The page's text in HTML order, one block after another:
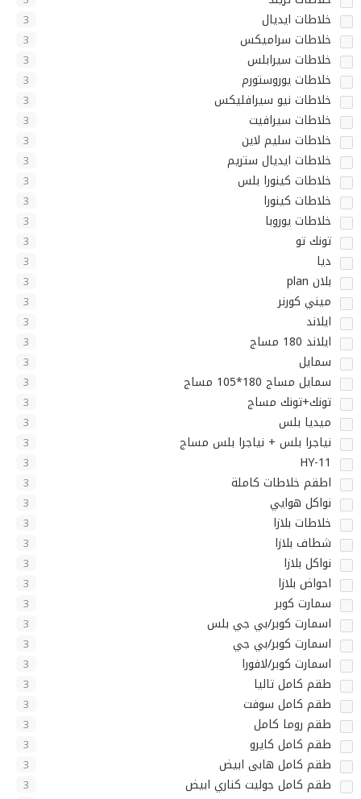
خلاطات ايديال 3
خلاطات سراميكس 3
خلاطات سيرابلس 3
خلاطات يوروستورم 3
خلاطات نيو سيرافليكس 3
خلاطات سيرافيت 3
خلاطات سليم لاين 3
خلاطات ايديال ستريم 3
خلاطات كينورا بلس 3
خلاطات كينورا 3
خلاطات يوروبا 3
تونك تو 3
ديا 3
بلان plan 3
ميني كورنر 3
ايلاند 3
ايلاند 180 مساج 3
سمايل 3
سمايل مساج 180*105 مساج 3
تونك+تونك مساج 3
ميديا بلس 3
نياجرا بلس + نياجرا بلس مساج 3
HY-11
3
اطقم خلاطات كاملة 3
نواكل هوايي 3
خلاطات بلازا 3
شطاف بلازا 3
نواكل بلازا 3
احواض بلازا 3
سمارت كوبر 3
اسمارت كوبر/بي جي بلس 3
اسمارت كوبر/بي جي 3
اسمارت كوبر/لافورا 3
طقم كامل تاليا 3
طقم كامل سوفت 3
طقم روما كامل 3
طقم كامل كايرو 3
طقم كامل هابى ابيض 3
طقم كامل جوليت كناري ابيض 3